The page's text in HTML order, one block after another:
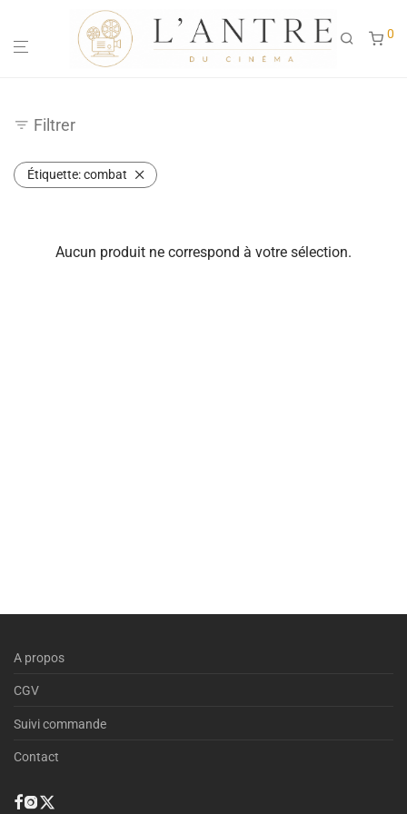
0
Filtrer
Étiquette:combat
Aucun produit ne correspond à votre sélection.
A propos
CGV
Suivi commande
Contact